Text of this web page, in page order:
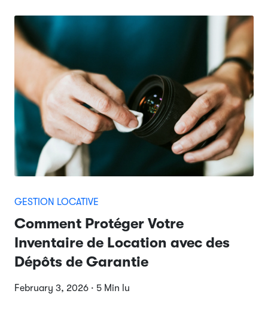
GESTION LOCATIVE
Comment Protéger Votre
Inventaire de Location avec des
Dépôts de Garantie
February 3, 2026 · 5 Min lu